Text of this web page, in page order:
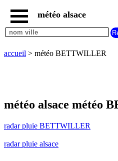
accueil
radar
BETTWILLER
radar
pluie
carte
météo
france
météo alsace
accueil > météo BETTWILLER
météo alsace météo
radar pluie BETTWILLER
radar pluie alsace